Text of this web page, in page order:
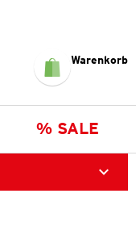
Warenkorb
% SALE